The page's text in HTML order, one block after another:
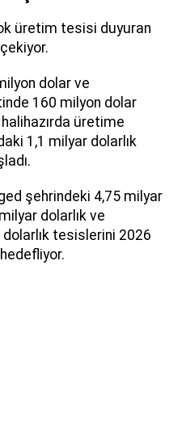
üretim tesisi duyuran
dolar ve
160 milyon dolar
üretime
1,1 milyar dolarlık
şehrindeki 4,75 milyar
dolarlık ve
dolarlık tesislerini 2026